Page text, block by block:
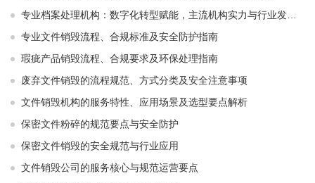
专业档案处理机构：数字化转型赋能，主流机构实力与行业发展解析
专业文件销毁流程、合规标准及安全防护指南
瑕疵产品销毁流程、合规要求及环保处理指南
废弃文件销毁的流程规范、方式分类及安全注意事项
文件销毁机构的服务特性、应用场景及选型要点解析
保密文件粉碎的规范要点与安全防护
保密文件销毁的安全规范与行业应用
文件销毁公司的服务核心与规范运营要点